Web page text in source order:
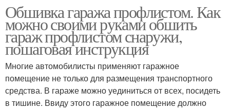
Напольное покрытие
керамоплитки
Ударопрочное
покрытие
Удачные покрытия
Обшивка гаража профлистом. Как
можно своими руками обшить
гараж профлистом снаружи,
пошаговая инструкция
Многие автомобилисты применяют гаражное
помещение не только для размещения транспортного
средства. В гараже можно уединиться от всех, посидеть
в тишине. Ввиду этого гаражное помещение должно